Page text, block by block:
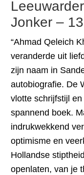
Jonker –
“Ahmad Qeleich
veranderde uit
zijn naam in
autobiografie. De
vlotte schrijfstijl
spannend boek.
indrukwekkend
optimisme en
Hollandse
openlaten, van je